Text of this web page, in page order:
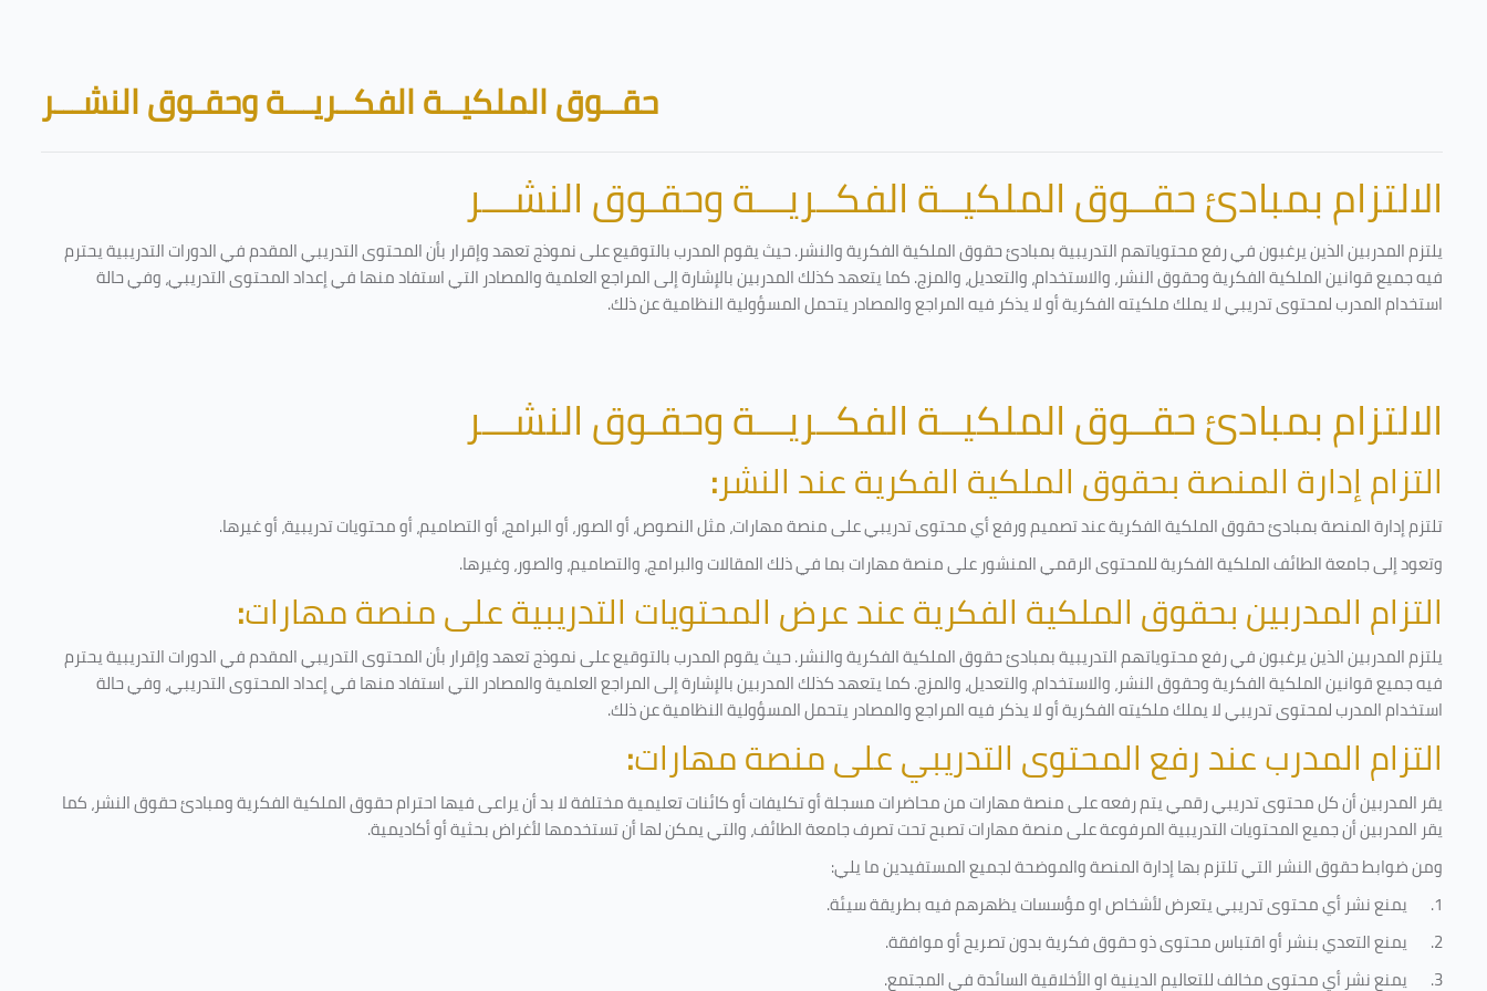
Blocks
حقــوق الملكيــة الفكــريـــة وحقـوق النشـــر
الالتزام بمبادئ حقــوق الملكيــة الفكــريـــة وحقـوق النشـــر
يلتزم المدربين الذين يرغبون في رفع محتوياتهم التدريبية بمبادئ حقوق الملكية الفكرية والنشر. حيث يقوم المدرب بالتوقيع على نموذج تعهد وإقرار بأن المحتوى التدريبي المقدم في الدورات التدريبية يحترم
فيه جميع قوانين الملكية الفكرية وحقوق النشر، والاستخدام، والتعديل، والمزج. كما يتعهد كذلك المدربين بالإشارة إلى المراجع العلمية والمصادر التي استفاد منها في إعداد المحتوى التدريبي، وفي حالة
استخدام المدرب لمحتوى تدريبي لا يملك ملكيته الفكرية أو لا يذكر فيه المراجع والمصادر يتحمل المسؤولية النظامية عن ذلك.
الالتزام بمبادئ حقــوق الملكيــة الفكــريـــة وحقـوق النشـــر
التزام إدارة المنصة بحقوق الملكية الفكرية عند النشر:
تلتزم إدارة المنصة بمبادئ حقوق الملكية الفكرية عند تصميم ورفع أي محتوى تدريبي على منصة مهارات، مثل النصوص، أو الصور، أو البرامج، أو التصاميم، أو محتويات تدريبية، أو غيرها.
وتعود إلى جامعة الطائف الملكية الفكرية للمحتوى الرقمي المنشور على منصة مهارات بما في ذلك المقالات والبرامج، والتصاميم، والصور، وغيرها.
التزام المدربين بحقوق الملكية الفكرية عند عرض المحتويات التدريبية على منصة مهارات:
يلتزم المدربين الذين يرغبون في رفع محتوياتهم التدريبية بمبادئ حقوق الملكية الفكرية والنشر. حيث يقوم المدرب بالتوقيع على نموذج تعهد وإقرار بأن المحتوى التدريبي المقدم في الدورات التدريبية يحترم
فيه جميع قوانين الملكية الفكرية وحقوق النشر، والاستخدام، والتعديل، والمزج. كما يتعهد كذلك المدربين بالإشارة إلى المراجع العلمية والمصادر التي استفاد منها في إعداد المحتوى التدريبي، وفي حالة
استخدام المدرب لمحتوى تدريبي لا يملك ملكيته الفكرية أو لا يذكر فيه المراجع والمصادر يتحمل المسؤولية النظامية عن ذلك.
التزام المدرب عند رفع المحتوى التدريبي على منصة مهارات:
يقر المدربين أن كل محتوى تدريبي رقمي يتم رفعه على منصة مهارات من محاضرات مسجلة أو تكليفات أو كائنات تعليمية مختلفة لا بد أن يراعى فيها احترام حقوق الملكية الفكرية ومبادئ حقوق النشر، كما
يقر المدربين أن جميع المحتويات التدريبية المرفوعة على منصة مهارات تصبح تحت تصرف جامعة الطائف، والتي يمكن لها أن تستخدمها لأغراض بحثية أو أكاديمية.
ومن ضوابط حقوق النشر التي تلتزم بها إدارة المنصة والموضحة لجميع المستفيدين ما يلي:
1.
يمنع نشر أي محتوى تدريبي يتعرض لأشخاص او مؤسسات يظهرهم فيه بطريقة سيئة.
2.
يمنع التعدي بنشر أو اقتباس محتوى ذو حقوق فكرية بدون تصريح أو موافقة.
3.
يمنع نشر أي محتوى مخالف للتعاليم الدينية او الأخلاقية السائدة في المجتمع.